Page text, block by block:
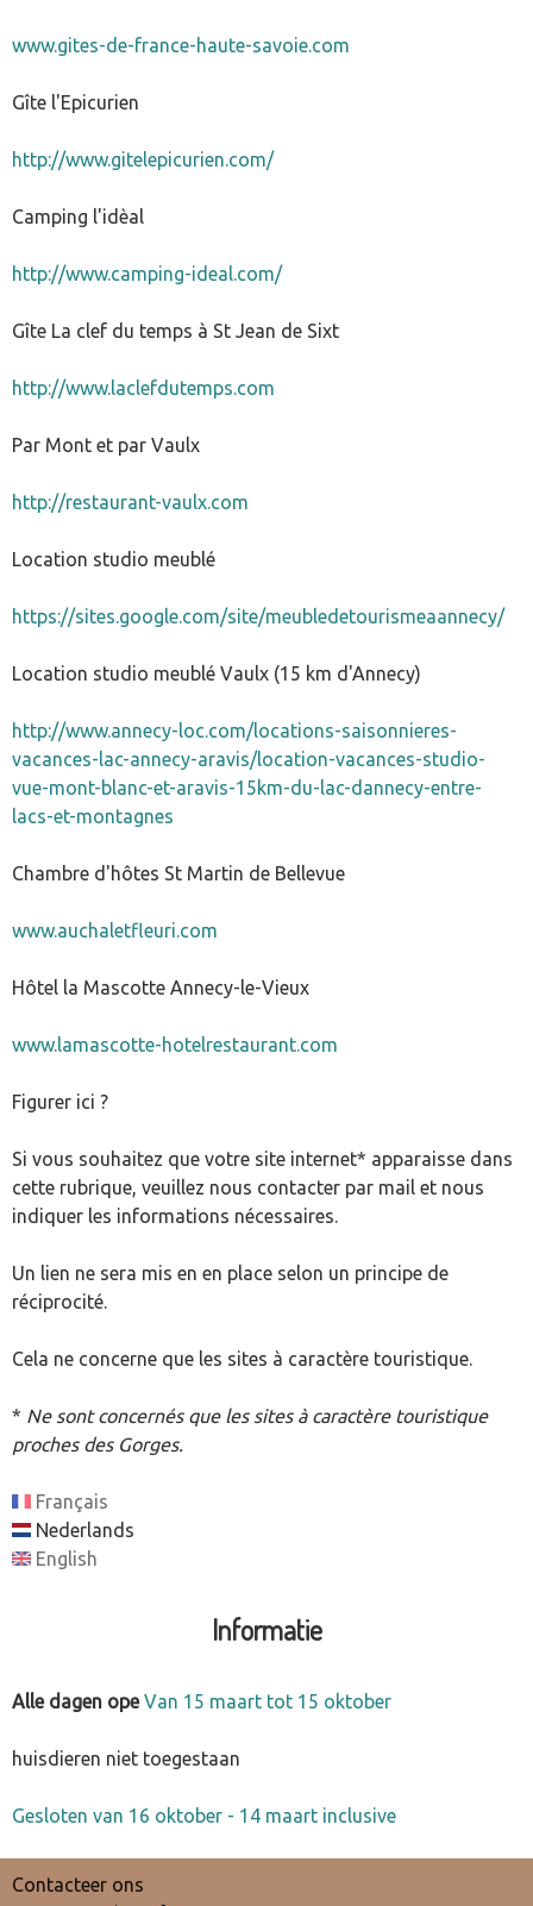
www.gites-de-france-haute-savoie.com
Gîte l'Epicurien
http://www.gitelepicurien.com/
Camping l'idèal
http://www.camping-ideal.com/
Gîte La clef du temps à St Jean de Sixt
http://www.laclefdutemps.com
Par Mont et par Vaulx
http://restaurant-vaulx.com
Location studio meublé
https://sites.google.com/site/meubledetourismeaannecy/
Location studio meublé Vaulx (15 km d'Annecy)
http://www.annecy-loc.com/locations-saisonnieres-
vacances-lac-annecy-aravis/location-vacances-studio-
vue-mont-blanc-et-aravis-15km-du-lac-dannecy-entre-
lacs-et-montagnes
Chambre d'hôtes St Martin de Bellevue
www.auchaletfleuri.com
Hôtel la Mascotte Annecy-le-Vieux
www.lamascotte-hotelrestaurant.com
Figurer ici ?
Si vous souhaitez que votre site internet* apparaisse dans
cette rubrique, veuillez nous contacter par mail et nous
indiquer les informations nécessaires.
Un lien ne sera mis en en place selon un principe de
réciprocité.
Cela ne concerne que les sites à caractère touristique.
* Ne sont concernés que les sites à caractère touristique
proches des Gorges.
Français
Nederlands
English
Informatie
Alle dagen ope Van 15 maart tot 15 oktober
huisdieren niet toegestaan
Gesloten van 16 oktober - 14 maart inclusive
Contacteer ons